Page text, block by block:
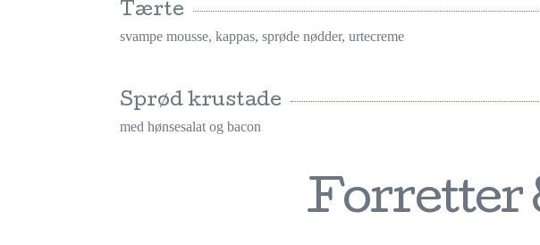
Tærte
svampe mousse, kappas, sprøde nødder, urtecreme
Sprød krustade
med hønsesalat og bacon
Forretter